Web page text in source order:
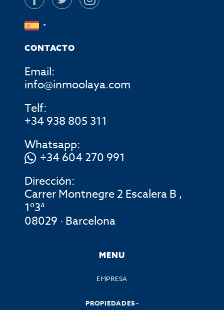
CONTACTO
Email:
info@inmoolaya.com
Telf:
+34 938 805 311
Whatsapp:
+34 604 270 991
Dirección:
Carrer Montnegre 2 Escalera B ,
1º3ª
08029 · Barcelona
MENU
EMPRESA
PROPIEDADES